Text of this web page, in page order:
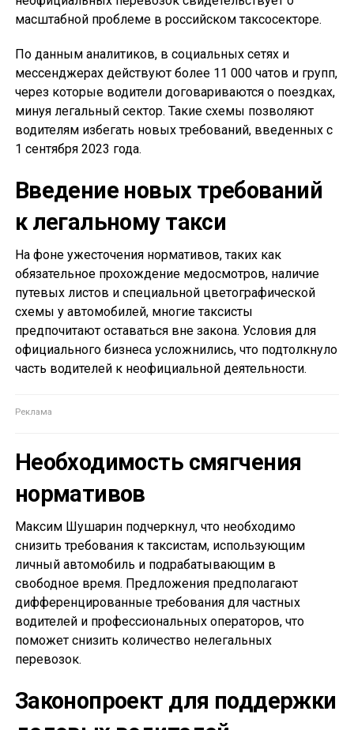
масштабной проблеме в российском таксосекторе.
По данным аналитиков, в социальных сетях и
мессенджерах действуют более 11 000 чатов и групп,
через которые водители договариваются о поездках,
минуя легальный сектор. Такие схемы позволяют
водителям избегать новых требований, введенных с
1 сентября 2023 года.
Введение новых требований
к легальному такси
На фоне ужесточения нормативов, таких как
обязательное прохождение медосмотров, наличие
путевых листов и специальной цветографической
схемы у автомобилей, многие таксисты
предпочитают оставаться вне закона. Условия для
официального бизнеса усложнились, что подтолкнуло
часть водителей к неофициальной деятельности.
Необходимость смягчения
нормативов
Максим Шушарин подчеркнул, что необходимо
снизить требования к таксистам, использующим
личный автомобиль и подрабатывающим в
свободное время. Предложения предполагают
дифференцированные требования для частных
водителей и профессиональных операторов, что
поможет снизить количество нелегальных
перевозок.
Законопроект для поддержки